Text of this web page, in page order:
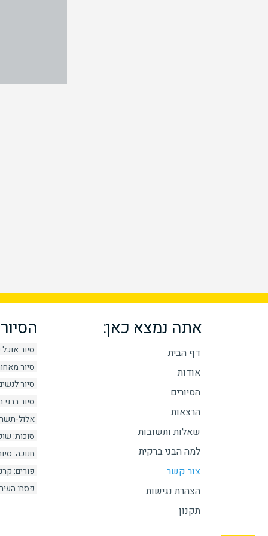
סיור
סיור
סיור
סיור
אלול-
סוכות:
חנוכה:
פורים:
פסח:
אתה נמצא כאן:
דף הבית
אודות
הסיורים
הרצאות
שאלות ותשובות
למה הבני ברקית
צור קשר
הצהרת נגישות
תקנון